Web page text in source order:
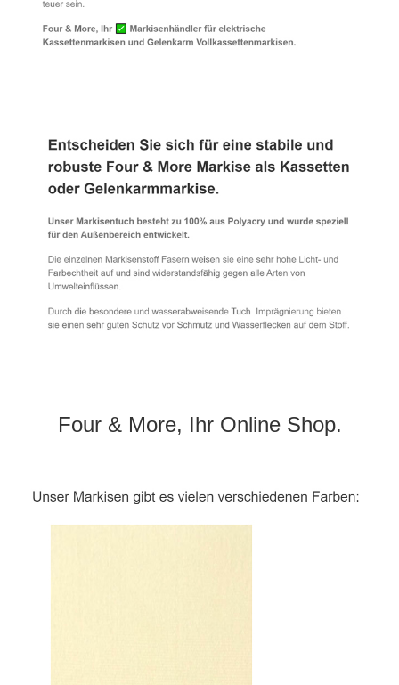
Four & More, Ihr Online Shop.